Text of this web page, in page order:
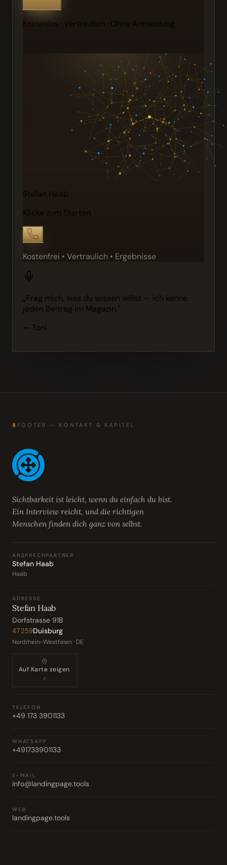
Kostenlos · Vertraulich · Ohne Anmeldung
Stefan Haab
Klicke zum Starten
Kostenfrei • Vertraulich • Ergebnisse
„Frag mich, was du wissen willst — ich kenne
jeden Beitrag im Magazin."
— Toni
∎ FOOTER — KONTAKT & KAPITEL
Sichtbarkeit ist leicht, wenn du einfach du bist.
Ein Interview reicht, und die richtigen
Menschen finden dich ganz von selbst.
ANSPRECHPARTNER
Stefan Haab
Haab
ADRESSE
Stefan Haab
Dorfstrasse 91B
47259Duisburg
Nordrhein-Westfalen · DE
Auf Karte zeigen
↗
TELEFON
+49 173 3901133
WHATSAPP
+491733901133
E-MAIL
info@landingpage.tools
WEB
landingpage.tools